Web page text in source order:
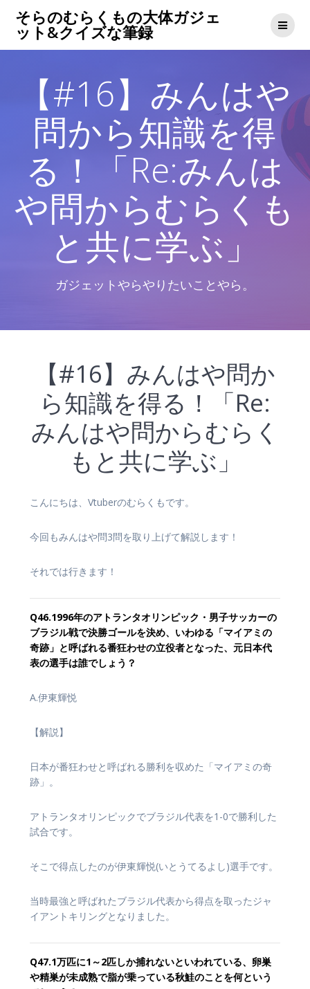
コ
ン
ン
ス
キ
ッ
プ
そらのむらくもの大体ガジェ
ット&クイズな筆録
【#16】みんはや
問から知識を得
る！「Re:みんは
や問からむらくも
と共に学ぶ」
ガジェットやらやりたいことやら。
【#16】みんはや問か
ら知識を得る！「Re:
みんはや問からむらく
もと共に学ぶ」
こんにちは、Vtuberのむらくもです。
今回もみんはや問3問を取り上げて解説します！
それでは行きます！
Q46.1996年のアトランタオリンピック・男子サッカーの
ブラジル戦で決勝ゴールを決め、いわゆる「マイアミの
奇跡」と呼ばれる番狂わせの立役者となった、元日本代
表の選手は誰でしょう？
A.伊東輝悦
【解説】
日本が番狂わせと呼ばれる勝利を収めた「マイアミの奇
跡」。
アトランタオリンピックでブラジル代表を1-0で勝利した
試合です。
そこで得点したのが伊東輝悦(いとうてるよし)選手です。
当時最強と呼ばれたブラジル代表から得点を取ったジャ
イアントキリングとなりました。
Q47.1万匹に1～2匹しか捕れないといわれている、卵巣
や精巣が未成熟で脂が乗っている秋鮭のことを何という